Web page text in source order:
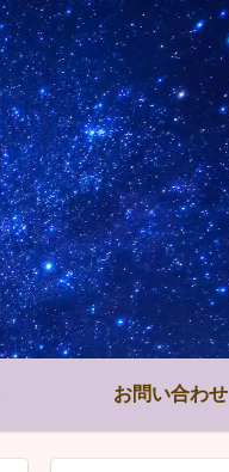
お問い合わせ